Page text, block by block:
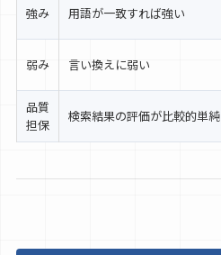
強み 用語が一致すれば強い
弱み 言い換えに弱い
品質
担保
検索結果の評価が比較的単純